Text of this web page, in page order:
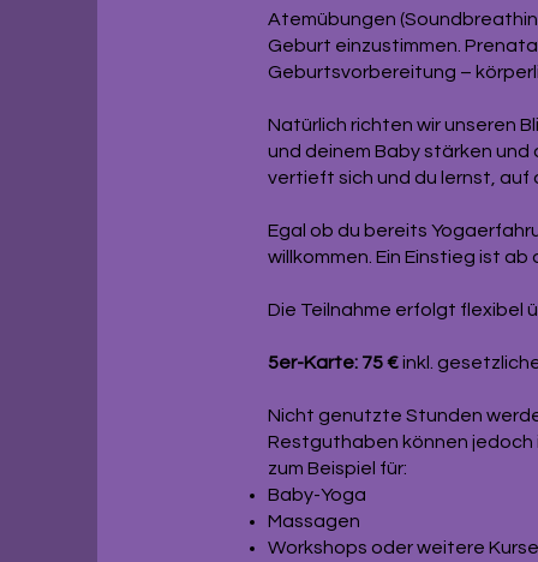
Atemübungen
Geburt einzustimmen.
Geburtsvorbereitung –
Natürlich richten wir unseren
und deinem Baby stärken
vertieft sich und du lernst, auf
Egal ob du bereits
willkommen. Ein Einstieg ist ab
Die Teilnahme erfolgt flexibel
5er-Karte: 75 €inkl.
Nicht genutzte Stunden
Restguthaben können jedoch
zum Beispiel für:
Baby-Yoga
Massagen
Workshops oder weitere Kurse